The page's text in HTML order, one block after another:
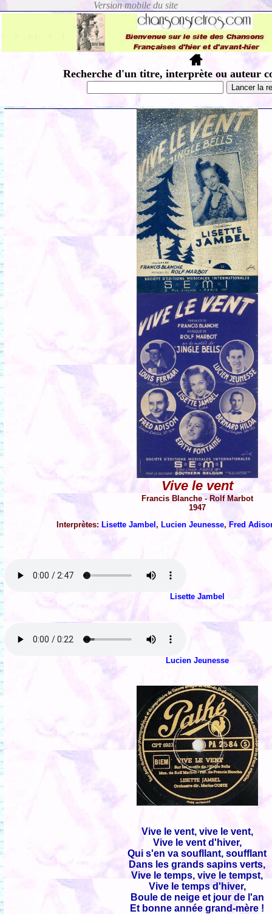
Recherche d'un titre, interprète ou auteur
Vive le vent
Francis Blanche - Rolf Marbot
1947
Interprètes: Lisette Jambel, Lucien Jeunesse, Fred
Lisette Jambel
Lucien Jeunesse
Vive le vent, vive le vent,
Vive le vent d'hiver,
Qui s'en va soufllant, soufflant
Dans les grands sapins verts,
Vive le temps, vive le tempst,
Vive le temps d'hiver,
Boule de neige et jour de l'an
Et bonne année grand-mère !